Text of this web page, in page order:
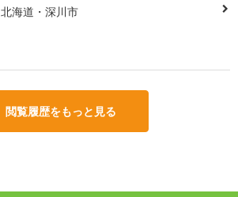
北海道・深川市
閲覧履歴をもっと見る